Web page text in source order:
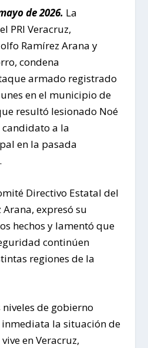
de 2026. La
PRI Veracruz,
Ramírez Arana y
condena
armado registrado
en el municipio de
resultó lesionado Noé
a la
en la pasada
Directivo Estatal del
Arana, expresó su
hechos y lamentó que
continúen
regiones de la
de gobierno
la situación de
en Veracruz,